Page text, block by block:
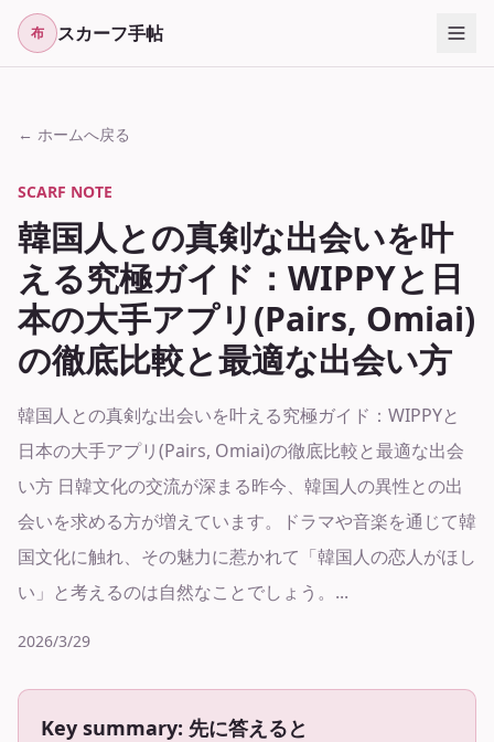
布 スカーフ手帖
← ホームへ戻る
SCARF NOTE
韓国人との真剣な出会いを叶
える究極ガイド：WIPPYと日
本の大手アプリ(Pairs, Omiai)
の徹底比較と最適な出会い方
韓国人との真剣な出会いを叶える究極ガイド：WIPPYと
日本の大手アプリ(Pairs, Omiai)の徹底比較と最適な出会
い方 日韓文化の交流が深まる昨今、韓国人の異性との出
会いを求める方が増えています。ドラマや音楽を通じて韓
国文化に触れ、その魅力に惹かれて「韓国人の恋人がほし
い」と考えるのは自然なことでしょう。...
2026/3/29
Key summary: 先に答えると